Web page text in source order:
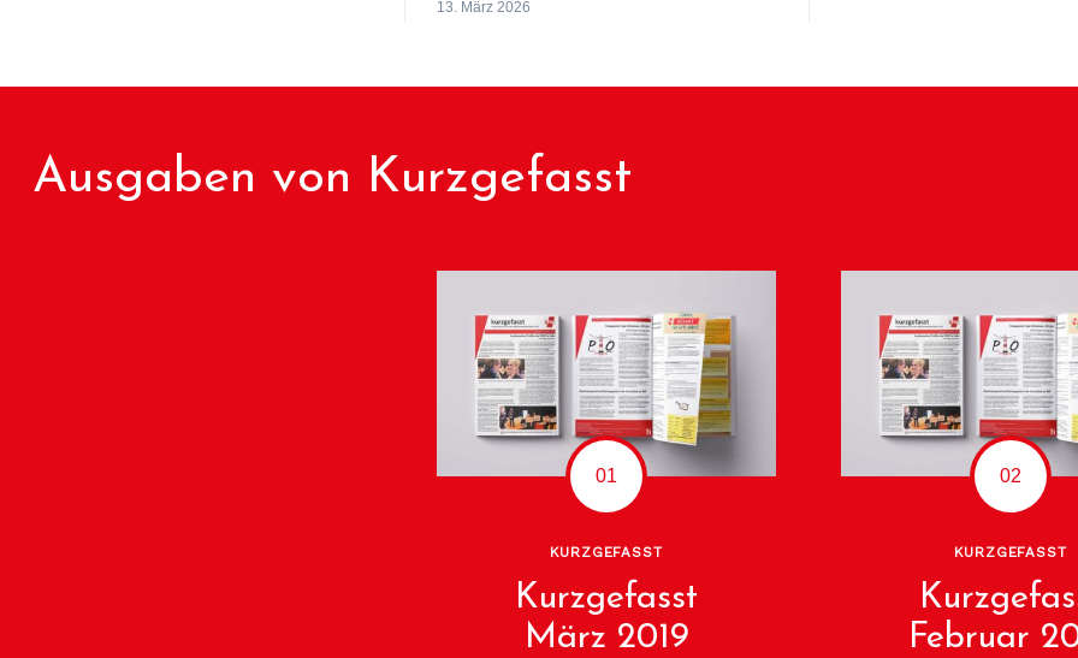
13. März 2026
Ausgaben von Kurzgefasst
KURZGEFASST
Kurzgefasst
März 2019
KURZGEFASST
Februar